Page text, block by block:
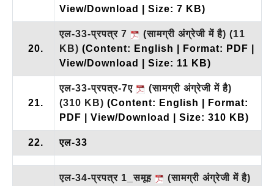
View/Download | Size: 7 KB)
20.
एल-33-प्रपत्र 7 (सामग्री अंग्रेजी में है) (11
KB) (Content: English | Format: PDF |
View/Download | Size: 11 KB)
21.
एल-33-प्रपत्र-7ए
(सामग्री अंग्रेजी में है)
(310 KB) (Content: English | Format:
PDF | View/Download | Size: 310 KB)
22. एल-33
एल-34-प्रपत्र 1_समूह
(सामग्री अंग्रेजी में है)